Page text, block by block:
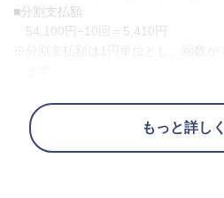
■分割支払額
54,100円÷10回＝5,410円
もっと詳し